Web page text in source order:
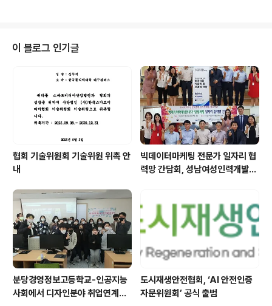
09-0222) 9 도달 2 참여 게시물 홍보하기 3회원님, 외
이 블로그 인기글
협회 기술위원회 기술위원 위촉 안
내
빅데이터마케팅 전문가 일자리 협
력망 간담회, 성남여성인력개발센
분당경영정보고등학교-인공지능
사회에서 디자인분야 취업연계방
도시재생안전협회, ‘AI 안전인증
자문위원회’ 공식 출범